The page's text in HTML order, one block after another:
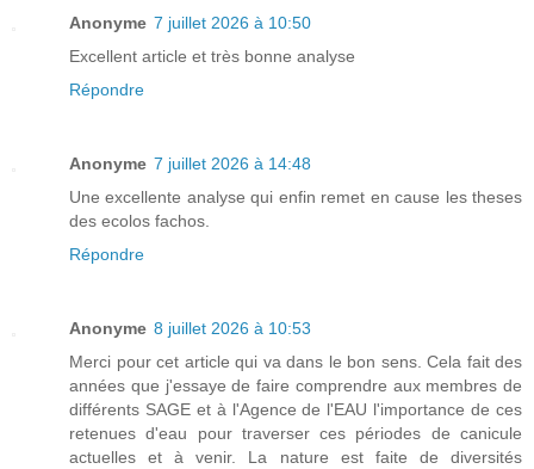
Anonyme 7 juillet 2026 à 10:50
Excellent article et très bonne analyse
Répondre
Anonyme 7 juillet 2026 à 14:48
Une excellente analyse qui enfin remet en cause les theses
des ecolos fachos.
Répondre
Anonyme 8 juillet 2026 à 10:53
Merci pour cet article qui va dans le bon sens. Cela fait des
années que j'essaye de faire comprendre aux membres de
différents SAGE et à l'Agence de l'EAU l'importance de ces
retenues d'eau pour traverser ces périodes de canicule
actuelles et à venir. La nature est faite de diversités